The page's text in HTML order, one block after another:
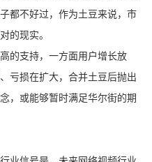
都不好过，作为土豆来说，市
的现实。
支持，一方面用户增长放
亏损在扩大，合并土豆后抛出
，或能够暂时满足华尔街的期